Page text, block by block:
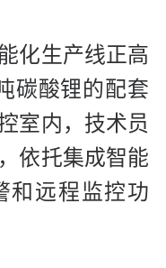
化生产线正高
碳酸锂的配套
室内，技术员
依托集成智能
和远程监控功